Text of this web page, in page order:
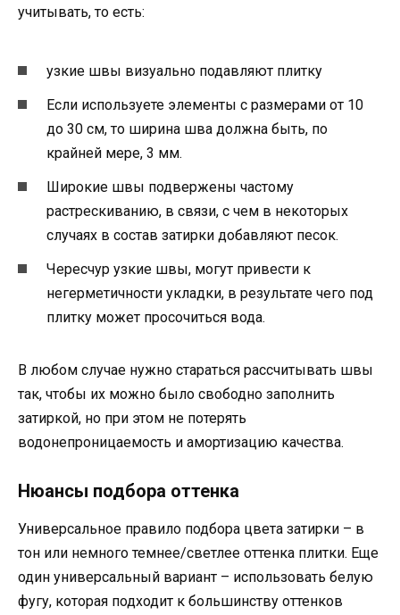
учитывать, то есть:
узкие швы визуально подавляют плитку
Если используете элементы с размерами от 10
до 30 см, то ширина шва должна быть, по
крайней мере, 3 мм.
Широкие швы подвержены частому
растрескиванию, в связи, с чем в некоторых
случаях в состав затирки добавляют песок.
Чересчур узкие швы, могут привести к
негерметичности укладки, в результате чего под
плитку может просочиться вода.
В любом случае нужно стараться рассчитывать швы
так, чтобы их можно было свободно заполнить
затиркой, но при этом не потерять
водонепроницаемость и амортизацию качества.
Нюансы подбора оттенка
Универсальное правило подбора цвета затирки – в
тон или немного темнее/светлее оттенка плитки. Еще
один универсальный вариант – использовать белую
фугу, которая подходит к большинству оттенков